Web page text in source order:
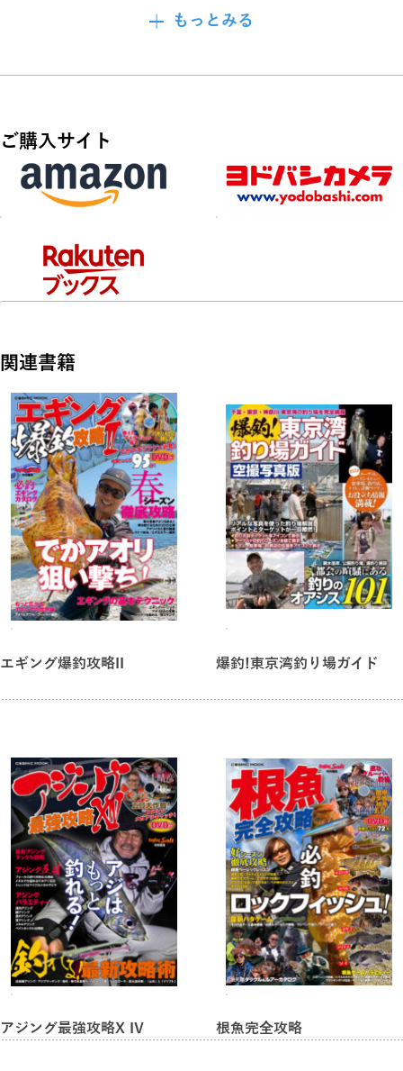
特に本誌では、より軽量なメタルジグを扱うライトショアジギ
ングを中心にテクニックを紹介している。
メタルジグを岸から投げていろんな魚が釣れちゃう釣り!
まで!
メタルジグの重量で決まるライトショアジギングのスタイル①
30～60gのメタルジグでライトショアジギング 本格的な釣果
を手軽にゲット!
メタルジグの重量で決まるライトショアジギングのスタイル②
7～30gのメタルジグでスーパーライトショアジギング!
メタルジグの重量で決まるライトショアジギングのスタイル③
1～7gのメタルジグでマイクロショアジギング!
ここに注目!ロッドのセレクト術
1にパワー、2に長さこの順番で選んでみよう
ここに注目!リールのセレクト術
小型・中型・大型のスピニングリールを使い分けよう
ラインとリーダーの役割を知ろう
んだ?
もっとみる
ご購入サイト
関連書籍
エギング爆釣攻略II 爆釣!東京湾釣り場ガイド
アジング最強攻略X IV 根魚完全攻略